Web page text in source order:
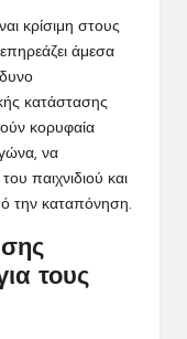
κρίσιμη στους
άμεσα
κατάστασης
κορυφαία
να
του παιχνιδιού και
την καταπόνηση.
τους